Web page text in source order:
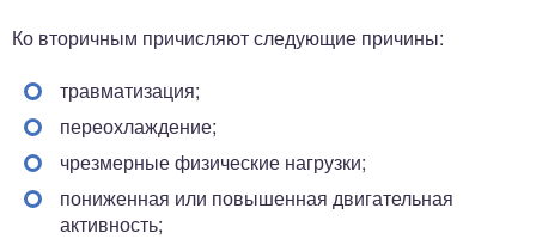
Ко вторичным причисляют следующие причины:
травматизация;
переохлаждение;
чрезмерные физические нагрузки;
пониженная или повышенная двигательная
активность;